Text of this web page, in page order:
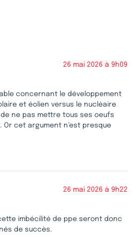
26 mai 2026 à 9h09
concernant le développement
et éolien versus le nucléaire
ne pas mettre tous ses oeufs
Or cet argument n’est presque
26 mai 2026 à 9h22
imbécilité de ppe seront donc
de succès.